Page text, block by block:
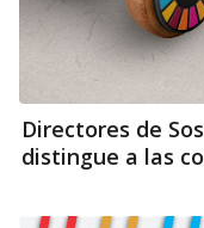
Directores de
distingue a las